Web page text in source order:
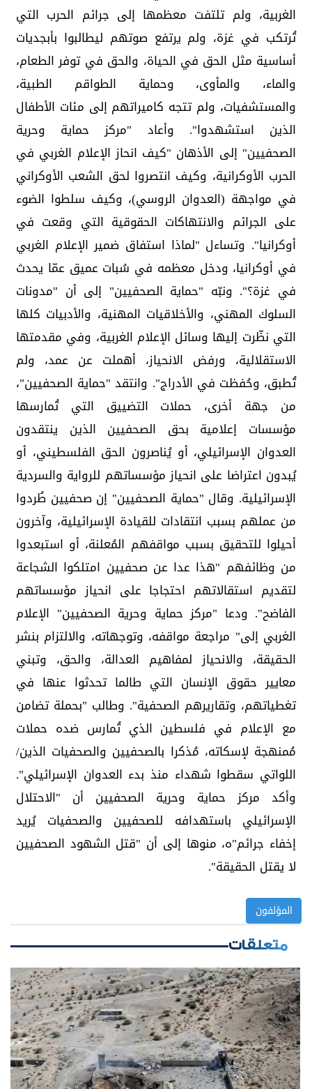
الغربية، ولم تلتفت معظمها إلى جرائم الحرب التي
تُرتكب في غزة، ولم يرتفع صوتهم ليطالبوا بأبجديات
أساسية مثل الحق في الحياة، والحق في توفر الطعام،
والماء، والمأوى، وحماية الطواقم الطبية،
والمستشفيات، ولم تتجه كاميراتهم إلى مئات الأطفال
الذين استشهدوا". وأعاد "مركز حماية وحرية
الصحفيين" إلى الأذهان "كيف انحاز الإعلام الغربي في
الحرب الأوكرانية، وكيف انتصروا لحق الشعب الأوكراني
في مواجهة (العدوان الروسي)، وكيف سلطوا الضوء
على الجرائم والانتهاكات الحقوقية التي وقعت في
أوكرانيا". وتساءل "لماذا استفاق ضمير الإعلام الغربي
في أوكرانيا، ودخل معظمه في سُبات عميق عمّا يحدث
في غزة؟". ونبّه "حماية الصحفيين" إلى أن "مدونات
السلوك المهني، والأخلاقيات المهنية، والأدبيات كلها
التي نظّرت إليها وسائل الإعلام الغربية، وفي مقدمتها
الاستقلالية، ورفض الانحياز، أهملت عن عمد، ولم
تُطبق، وحُفظت في الأدراج". وانتقد "حماية الصحفيين"،
من جهة أخرى، حملات التضييق التي تُمارسها
مؤسسات إعلامية بحق الصحفيين الذين ينتقدون
العدوان الإسرائيلي، أو يُناصرون الحق الفلسطيني، أو
يُبدون اعتراضا على انحياز مؤسساتهم للرواية والسردية
الإسرائيلية. وقال "حماية الصحفيين" إن صحفيين طُردوا
من عملهم بسبب انتقادات للقيادة الإسرائيلية، وآخرون
أحيلوا للتحقيق بسبب مواقفهم المُعلنة، أو استبعدوا
من وظائفهم "هذا عدا عن صحفيين امتلكوا الشجاعة
لتقديم استقالاتهم احتجاجا على انحياز مؤسساتهم
الفاضح". ودعا "مركز حماية وحرية الصحفيين" الإعلام
الغربي إلى" مراجعة مواقفه، وتوجهاته، والالتزام بنشر
الحقيقة، والانحياز لمفاهيم العدالة، والحق، وتبني
معايير حقوق الإنسان التي طالما تحدثوا عنها في
تغطياتهم، وتقاريرهم الصحفية". وطالب "بحملة تضامن
مع الإعلام في فلسطين الذي تُمارس ضده حملات
مُمنهجة لإسكاته، مُذكرا بالصحفيين والصحفيات الذين/
اللواتي سقطوا شهداء منذ بدء العدوان الإسرائيلي".
وأكد مركز حماية وحرية الصحفيين أن "الاحتلال
الإسرائيلي باستهدافه للصحفيين والصحفيات يُريد
إخفاء جرائم"ه، منوها إلى أن "قتل الشهود الصحفيين
لا يقتل الحقيقة".
المؤلفون
متعلقات